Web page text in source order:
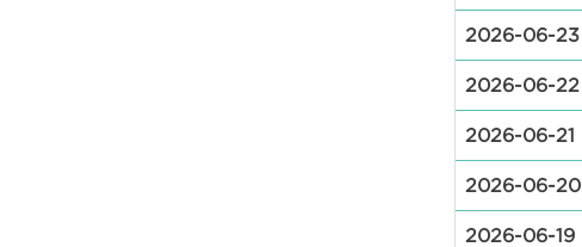
2026-06-23
2026-06-22
2026-06-21
2026-06-20
2026-06-19